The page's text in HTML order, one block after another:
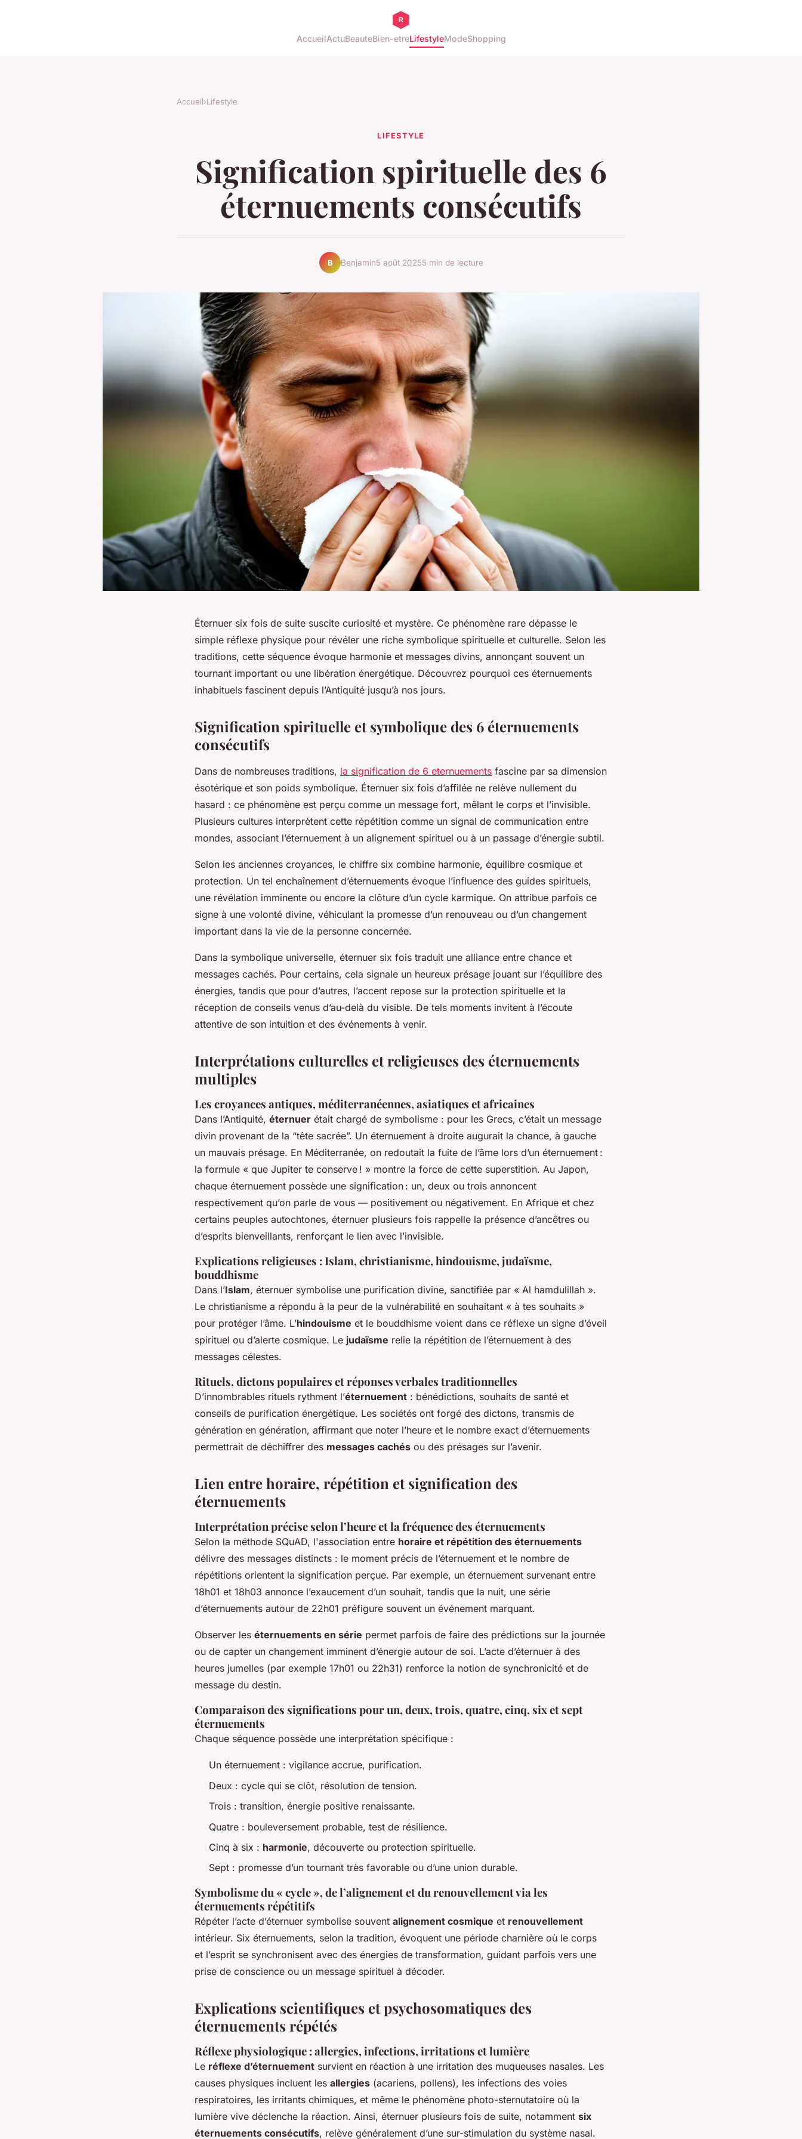
AccueilActuBeauteBien-etreLifestyleModeShopping
Accueil›Lifestyle
LIFESTYLE
Signification spirituelle des 6
éternuements consécutifs
B Benjamin5 août 20255 min de lecture
Éternuer six fois de suite suscite curiosité et mystère. Ce phénomène rare dépasse le
simple réflexe physique pour révéler une riche symbolique spirituelle et culturelle. Selon les
traditions, cette séquence évoque harmonie et messages divins, annonçant souvent un
tournant important ou une libération énergétique. Découvrez pourquoi ces éternuements
inhabituels fascinent depuis l’Antiquité jusqu’à nos jours.
Signification spirituelle et symbolique des 6 éternuements
consécutifs
Dans de nombreuses traditions, la signification de 6 eternuements fascine par sa dimension
ésotérique et son poids symbolique. Éternuer six fois d’affilée ne relève nullement du
hasard : ce phénomène est perçu comme un message fort, mêlant le corps et l’invisible.
Plusieurs cultures interprètent cette répétition comme un signal de communication entre
mondes, associant l’éternuement à un alignement spirituel ou à un passage d’énergie subtil.
Selon les anciennes croyances, le chiffre six combine harmonie, équilibre cosmique et
protection. Un tel enchaînement d’éternuements évoque l’influence des guides spirituels,
une révélation imminente ou encore la clôture d’un cycle karmique. On attribue parfois ce
signe à une volonté divine, véhiculant la promesse d’un renouveau ou d’un changement
important dans la vie de la personne concernée.
Dans la symbolique universelle, éternuer six fois traduit une alliance entre chance et
messages cachés. Pour certains, cela signale un heureux présage jouant sur l’équilibre des
énergies, tandis que pour d’autres, l’accent repose sur la protection spirituelle et la
réception de conseils venus d’au-delà du visible. De tels moments invitent à l’écoute
attentive de son intuition et des événements à venir.
Interprétations culturelles et religieuses des éternuements
multiples
Les croyances antiques, méditerranéennes, asiatiques et africaines
Dans l’Antiquité, éternuer était chargé de symbolisme : pour les Grecs, c’était un message
divin provenant de la “tête sacrée”. Un éternuement à droite augurait la chance, à gauche
un mauvais présage. En Méditerranée, on redoutait la fuite de l’âme lors d’un éternuement :
la formule « que Jupiter te conserve ! » montre la force de cette superstition. Au Japon,
chaque éternuement possède une signification : un, deux ou trois annoncent
respectivement qu’on parle de vous — positivement ou négativement. En Afrique et chez
certains peuples autochtones, éternuer plusieurs fois rappelle la présence d’ancêtres ou
d’esprits bienveillants, renforçant le lien avec l’invisible.
Explications religieuses : Islam, christianisme, hindouisme, judaïsme,
bouddhisme
Dans l’Islam, éternuer symbolise une purification divine, sanctifiée par « Al hamdulillah ».
Le christianisme a répondu à la peur de la vulnérabilité en souhaitant « à tes souhaits »
pour protéger l’âme. L’hindouisme et le bouddhisme voient dans ce réflexe un signe d’éveil
spirituel ou d’alerte cosmique. Le judaïsme relie la répétition de l’éternuement à des
messages célestes.
Rituels, dictons populaires et réponses verbales traditionnelles
D’innombrables rituels rythment l’éternuement : bénédictions, souhaits de santé et
conseils de purification énergétique. Les sociétés ont forgé des dictons, transmis de
génération en génération, affirmant que noter l’heure et le nombre exact d’éternuements
permettrait de déchiffrer des messages cachés ou des présages sur l’avenir.
Lien entre horaire, répétition et signification des
éternuements
Interprétation précise selon l’heure et la fréquence des éternuements
Selon la méthode SQuAD, l'association entre horaire et répétition des éternuements
délivre des messages distincts : le moment précis de l’éternuement et le nombre de
répétitions orientent la signification perçue. Par exemple, un éternuement survenant entre
18h01 et 18h03 annonce l’exaucement d’un souhait, tandis que la nuit, une série
d’éternuements autour de 22h01 préfigure souvent un événement marquant.
Observer les éternuements en série permet parfois de faire des prédictions sur la journée
ou de capter un changement imminent d’énergie autour de soi. L’acte d’éternuer à des
heures jumelles (par exemple 17h01 ou 22h31) renforce la notion de synchronicité et de
message du destin.
Comparaison des significations pour un, deux, trois, quatre, cinq, six et sept
éternuements
Chaque séquence possède une interprétation spécifique :
Un éternuement : vigilance accrue, purification.
Deux : cycle qui se clôt, résolution de tension.
Trois : transition, énergie positive renaissante.
Quatre : bouleversement probable, test de résilience.
Cinq à six : harmonie, découverte ou protection spirituelle.
Sept : promesse d’un tournant très favorable ou d’une union durable.
Symbolisme du « cycle », de l’alignement et du renouvellement via les
éternuements répétitifs
Répéter l’acte d’éternuer symbolise souvent alignement cosmique et renouvellement
intérieur. Six éternuements, selon la tradition, évoquent une période charnière où le corps
et l’esprit se synchronisent avec des énergies de transformation, guidant parfois vers une
prise de conscience ou un message spirituel à décoder.
Explications scientifiques et psychosomatiques des
éternuements répétés
Réflexe physiologique : allergies, infections, irritations et lumière
Le réflexe d’éternuement survient en réaction à une irritation des muqueuses nasales. Les
causes physiques incluent les allergies (acariens, pollens), les infections des voies
respiratoires, les irritants chimiques, et même le phénomène photo-sternutatoire où la
lumière vive déclenche la réaction. Ainsi, éternuer plusieurs fois de suite, notamment six
éternuements consécutifs, relève généralement d’une sur-stimulation du système nasal.